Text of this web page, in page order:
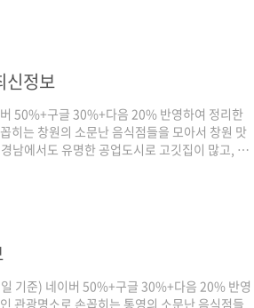
색 기준은 네이버의 경우 최근 사람들이 많이
신정보
50%+구글 30%+다음 20% 반영하여 정리한
히는 창원의 소문난 음식점들을 모아서 창원 맛
남에서도 유명한 공업도시로 고깃집이 많고, 매
롯해 구글과 다음 카카오의 플레이스 순위를 반
기준) 네이버 50%+구글 30%+다음 20% 반영
관광명소로 손꼽히는 통영의 소문난 음식점들